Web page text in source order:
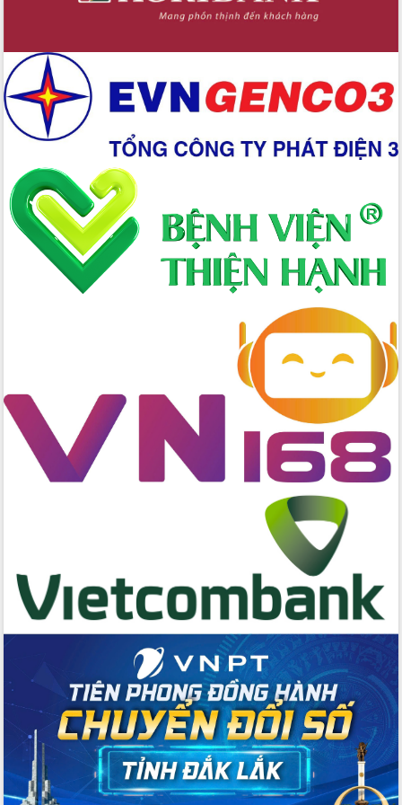
Hồ Thị Nguyên Thảo làm việc tại Trung
tâm Phục vụ hành chính công xã Ea
Xây dựng nền hành chính số đồng
hành cùng nông dân dân, doanh nghiệp
Giai đoạn 2026-2030, Đắk Lắk phấn
đấu có 77% xã đạt chuẩn nông thôn
mới
Chuyển đổi số 'mở đường' cho nông
nghiệp Đắk Lắk tăng trưởng bứt phá
Triển khai đồng bộ đo đạc, lập hồ sơ
địa chính, hoàn thiện cơ sở dữ liệu đất
đai
Ứng dụng sinh trắc học - Bước tiến
trong hành trình chuyển đổi số tại Đắk
bền vững
Tập huấn nâng cao năng lực triển khai
chuyển đổi số cho cán bộ, công chức
cấp xã
Đắk Lắk phát động hưởng ứng Ngày
hai con số trong năm 2026
Tổ chức trang trọng Lễ hội Đền thờ
Lương Văn Chánh năm 2026
Phó Bí thư Tỉnh ủy Đắk Lắk Đỗ Hữu
Huy giữ chức Bí thư Đảng ủy Ủy Ban
Bệnh án điện tử thúc đẩy chuyển đổi
số y tế tại Đắk Lắk
Chuyển đổi số thư viện: Mở rộng
không gian tri thức trong thời đại số
Đánh giá, rút kinh nghiệm công tác tổ
chức diễn tập trước ngày bầu cử